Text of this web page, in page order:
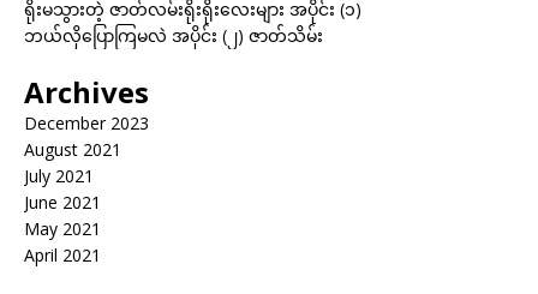
ရိုးမသွားတဲ့ ဇာတ်လမ်းရိုးရိုးလေးများ အပိုင်း (၁)
ဘယ်လိုပြောကြမလဲ အပိုင်း (၂) ဇာတ်သိမ်း
Archives
December 2023
August 2021
July 2021
June 2021
May 2021
April 2021